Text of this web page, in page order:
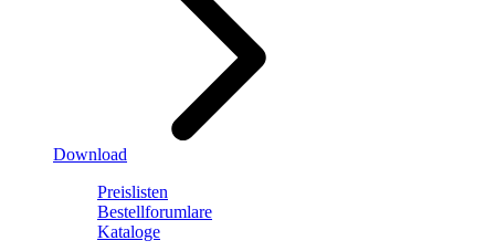
Download
Preislisten
Bestellforumlare
Kataloge